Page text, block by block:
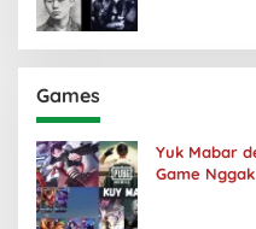
Games
Yuk Mabar
Game